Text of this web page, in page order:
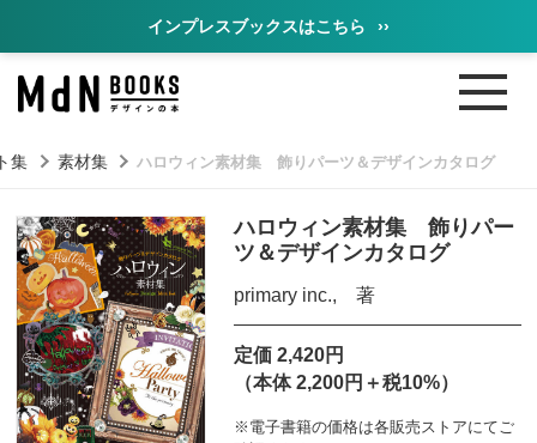
インプレスブックスはこちら ››
集 素材集 ハロウィン素材集 飾りパーツ＆デザインカタログ
ハロウィン素材集 飾りパー
ツ＆デザインカタログ
primary inc., 著
定価 2,420円
（本体 2,200円＋税10%）
※電子書籍の価格は各販売ストアにてご